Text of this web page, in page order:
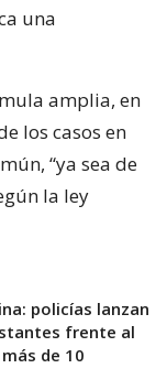
una
amplia, en
los casos en
“ya sea de
la ley
policías lanzan
frente al
de 10